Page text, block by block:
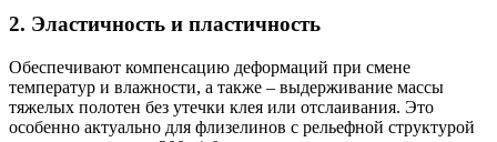
2. Эластичность и пластичность
Обеспечивают компенсацию деформаций при смене
температур и влажности, а также – выдерживание массы
тяжелых полотен без утечки клея или отслаивания. Это
особенно актуально для флизелинов с рельефной структурой